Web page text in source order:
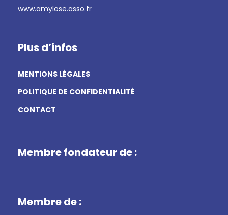
www.amylose.asso.fr
Plus d’infos
MENTIONS LÉGALES
POLITIQUE DE CONFIDENTIALITÉ
CONTACT
Membre fondateur de :
Membre de :